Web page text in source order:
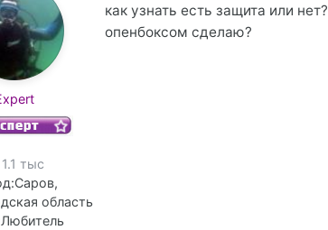
тыс
Саров,
область
Любитель
как узнать есть защита или нет?
опенбоксом сделаю?